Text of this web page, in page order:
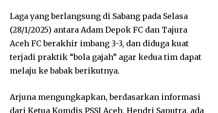
Laga yang berlangsung di Sabang pada Selasa
(28/1/2025) antara Adam Depok FC dan Tajura
Aceh FC berakhir imbang 3-3, dan diduga kuat
terjadi praktik “bola gajah” agar kedua tim dapat
melaju ke babak berikutnya.
Arjuna mengungkapkan, berdasarkan informasi
dari Ketua Komdis PSSI Aceh, Hendri Saputra, ada